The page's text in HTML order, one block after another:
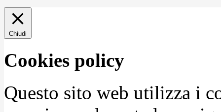
Chiudi
Cookies policy
Questo sito web utilizza i